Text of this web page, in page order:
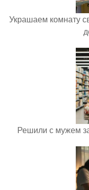
Украшаем комнату
Решили с мужем